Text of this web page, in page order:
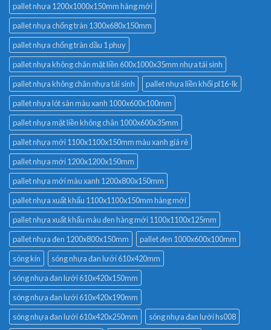
pallet nhựa 1200x1000x150mm hàng mới
pallet nhựa chống tràn 1300x680x150mm
pallet nhựa chống tràn dầu 1 phuy
pallet nhựa không chân mặt liền 600x1000x35mm nhựa tái sinh
pallet nhựa không chân nhựa tái sinh
pallet nhựa liền khối pl16-lk
pallet nhựa lót sàn màu xanh 1000x600x100mm
pallet nhựa mặt liền không chân 1000x600x35mm
pallet nhựa mới 1100x1100x150mm màu xanh giá rẻ
pallet nhựa mới 1200x1200x150mm
pallet nhựa mới màu xanh 1200x800x150mm
pallet nhựa xuất khẩu 1100x1100x150mm hàng mới
pallet nhựa xuất khẩu màu đen hàng mới 1100x1100x125mm
pallet nhựa đen 1200x800x150mm
pallet đen 1000x600x100mm
sóng kín
sóng nhựa đan lưới 610x420mm
sóng nhựa đan lưới 610x420x150mm
sóng nhựa đan lưới 610x420x190mm
sóng nhựa đan lưới 610x420x250mm
sóng nhựa đan lưới hs008